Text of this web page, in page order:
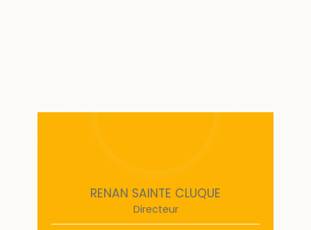
RENAN SAINTE CLUQUE
Directeur